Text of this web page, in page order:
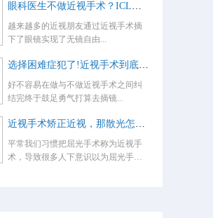
眼科医生不做近视手术？ICL比激光手术好？这些近视手术谣言，别再信了！
越来越多的近视朋友通过近视手术摘
下了眼镜实现了无镜自由...
选择困难症犯了!近视手术到底怎么选？
好不容易在做与不做近视手术之间纠
结完终于鼓足勇气打算去摘镜...
近视手术矫正近视，那散光怎么办，术后还要戴眼镜吗？
平常我们习惯把屈光手术称为近视手
术，导致很多人下意识以为屈光手术